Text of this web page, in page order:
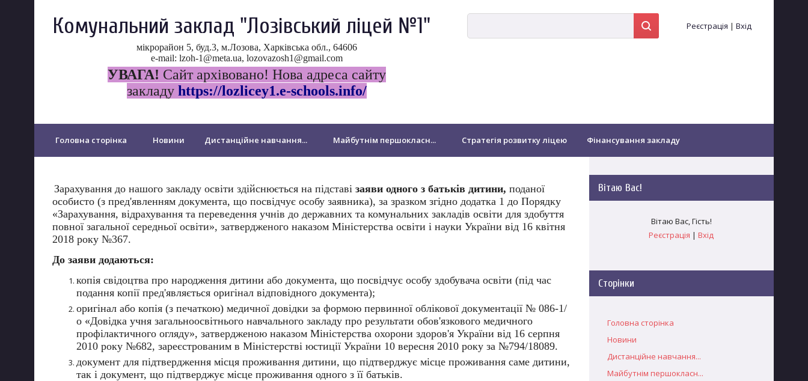
Комунальний заклад "Лозівський ліцей №1"
мікрорайон 5, буд.3, м.Лозова, Харківська обл., 64606
e-mail: lzoh-1@meta.ua, lozovazosh1@gmail.com
УВАГА! Сайт архівовано! Нова адреса сайту
закладу https://lozlicey1.e-schools.info/
Реєстрація | Вхід
Головна сторінка Новини Дистанційне навчання... Майбутнім першокласн... Стратегія розвитку ліцею Фінансування закладу
Оздоровлення
Психологічна служба ліцею Протидія булінгу Бібліотека Для батьків Звернення громадян Зворотній зв'язок
PISA Щорічне оцінювання у...
Зарахування до нашого закладу освіти здійснюється на підставі заяви одного з батьків дитини, поданої
особисто (з пред'явленням документа, що посвідчує особу заявника), за зразком згідно додатка 1 до Порядку
«Зарахування, відрахування та переведення учнів до державних та комунальних закладів освіти для здобуття
повної загальної середньої освіти», затвердженого наказом Міністерства освіти і науки України від 16 квітня
2018 року №367.
До заяви додаються:
копія свідоцтва про народження дитини або документа, що посвідчує особу здобувача освіти (під час
подання копії пред'являється оригінал відповідного документа);
оригінал або копія (з печаткою) медичної довідки за формою первинної облікової документації № 086-1/
о «Довідка учня загальноосвітнього навчального закладу про результати обов'язкового медичного
профілактичного огляду», затвердженою наказом Міністерства охорони здоров'я України від 16 серпня
2010 року №682, зареєстрованим в Міністерстві юстиції України 10 вересня 2010 року за №794/18089.
документ для підтвердження місця проживання дитини, що підтверджує місце проживання саме дитини,
так і документ, що підтверджує місце проживання одного з її батьків.
Вітаю Вас!
Вітаю Вас,Гість!
Реєстрація | Вхід
Сторінки
Головна сторінка
Новини
Дистанційне навчання...
Майбутнім першокласн...